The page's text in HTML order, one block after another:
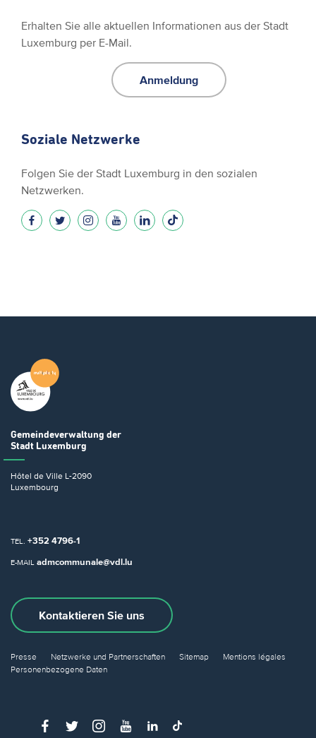
Erhalten Sie alle aktuellen Informationen aus der Stadt
Luxemburg per E-Mail.
Anmeldung
Soziale Netzwerke
Folgen Sie der Stadt Luxemburg in den sozialen
Netzwerken.
Gemeindeverwaltung der
Stadt Luxemburg
Hôtel de Ville L-2090
Luxembourg
TEL. +352 4796-1
E-MAIL admcommunale@vdl.lu
Kontaktieren Sie uns
Presse Netzwerke und Partnerschaften Sitemap
Mentions légales
Personenbezogene Daten